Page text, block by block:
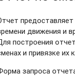
движения и
построения
и привязке их
запроса